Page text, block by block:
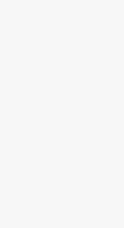
DDS : les
Ce mode
pour les
selon le dernier
collecte en